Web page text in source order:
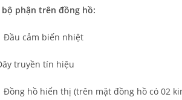
bộ phận trên đồng hồ:
cảm biến nhiệt
truyền tín hiệu
hồ hiển thị (trên mặt đồng hồ có 02